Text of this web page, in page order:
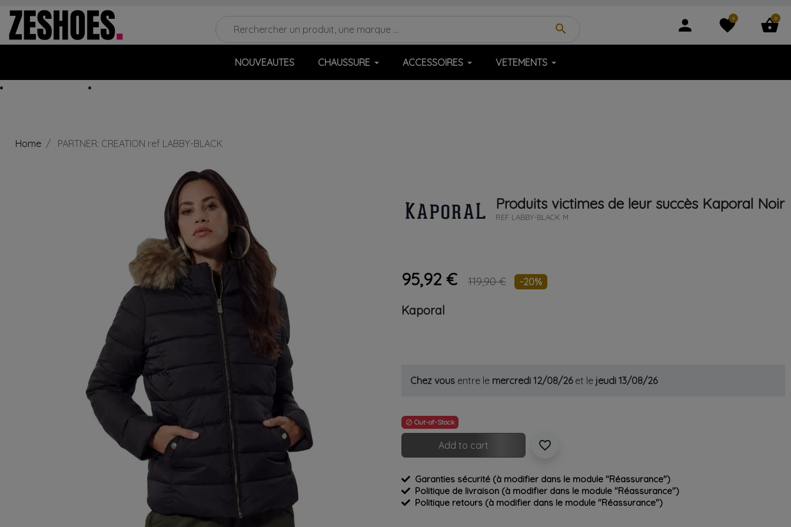
search person favorite
0 shopping_basket
0
NOUVEAUTES CHAUSSURE ACCESSOIRES VETEMENTS
Home PARTNER: CREATION ref LABBY-BLACK
Produits victimes de leur succès Kaporal Noir
REF LABBY-BLACK M
95,92 € 119,90 € -20%
Kaporal
Chez vous entre le mercredi 12/08/26et le jeudi 13/08/26
 Out-of-Stock
Add to cart favorite_border
Garanties sécurité (à modifier dans le module "Réassurance")
Politique de livraison (à modifier dans le module "Réassurance")
Politique retours (à modifier dans le module "Réassurance")